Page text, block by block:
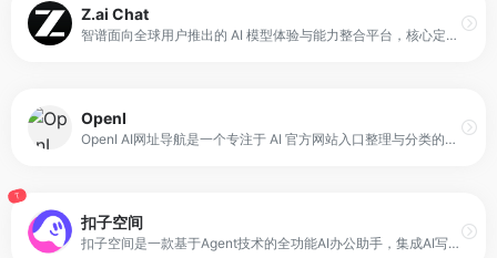
Z.ai Chat
智谱面向全球用户推出的 AI 模型体验与能力整合平台，核心定位是 多模型统一体验与应用开发入口。平台集成了包括 GLM-4.7、GLM-4.6V 在内的多种先进模型，重点提升自然语言理解、生成与多语言处理能力。
OpenI
OpenI AI网址导航是一个专注于 AI 官方网站入口整理与分类的导航型网站，主要为用户提供可信、直达的 AI 工具访问路径。平台收录了包括 OpenAI、ChatGPT、Midjourney、文心一言在内的多类 AI 产品官网入口，并按功能方向进行清晰划分，方便用户快速定位。
T
扣子空间
扣子空间是一款基于Agent技术的全功能AI办公助手，集成AI写作、AI PPT生成、AI表格处理、AI设计、AI播客、AI生图与AI视频等功能。它面向企业与个人办公用户，旨在通过自动化能力帮助用户完成多场景办公任务，提高工作效率与内容产出速度。